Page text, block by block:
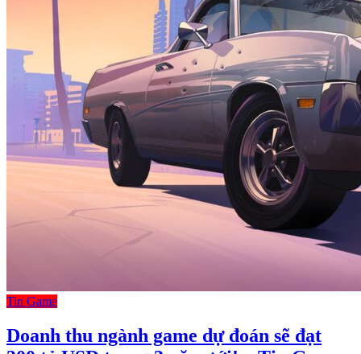
Tin Game
Doanh thu ngành game dự đoán sẽ đạt